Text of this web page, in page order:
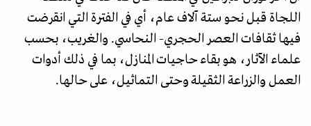
اللجاة قبل نحو ستة آلاف عام، أي في الفترة التي انقرضت
فيها ثقافات العصر الحجري- النحاسي. والغريب، بحسب
علماء الآثار، هو بقاء حاجيات المنازل، بما في ذلك أدوات
العمل والزراعة الثقيلة وحتى التماثيل، على حالها.